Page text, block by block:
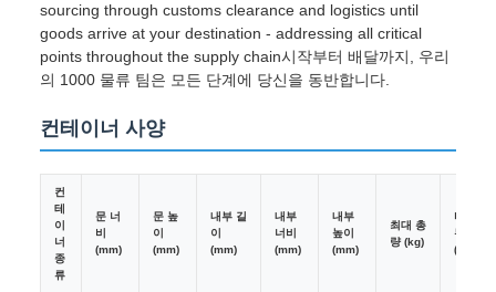
sourcing through customs clearance and logistics until
goods arrive at your destination - addressing all critical
points throughout the supply chain시작부터 배달까지, 우리
의 1000 물류 팀은 모든 단계에 당신을 동반합니다.
컨테이너 사양
컨
테
이
너
종
류
문 너
비
(mm)
문 높
이
(mm)
내부 길
이
(mm)
내부
너비
(mm)
내부
높이
(mm)
최대 총
량 (kg)
타레
무게
(kg)